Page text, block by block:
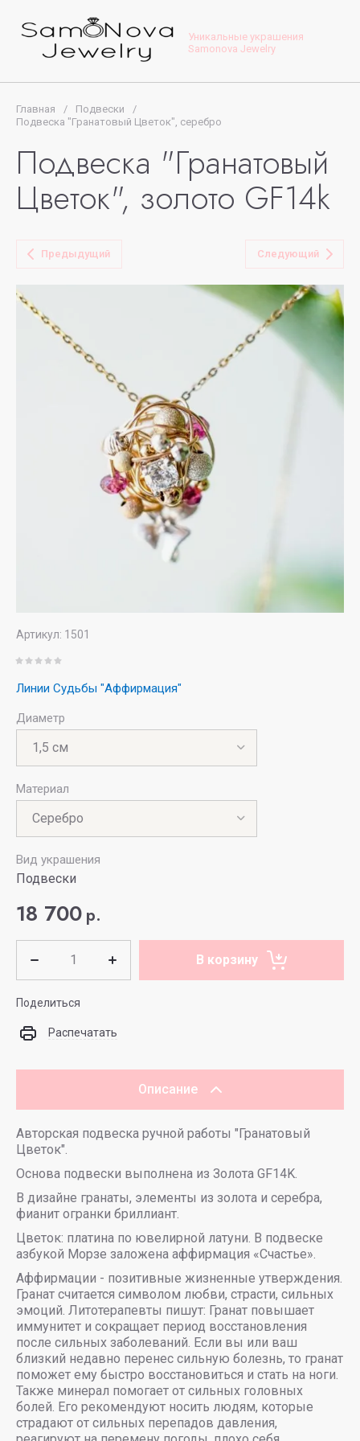
Уникальные украшения
Samonova Jewelry
Главная / Подвески
/
Подвеска "Гранатовый Цветок", серебро
Подвеска "Гранатовый
Цветок", золото GF14k
Предыдущий Следующий
Артикул: 1501
Линии Судьбы "Аффирмация"
Диаметр
Материал
Вид украшения
Подвески
18 700 р.
В корзину
Поделиться
Распечатать
Описание
Авторская подвеска ручной работы "Гранатовый
Цветок".
Основа подвески выполнена из Золота GF14K.
В дизайне гранаты, элементы из золота и серебра,
фианит огранки бриллиант.
Цветок: платина по ювелирной латуни. В подвеске
азбукой Морзе заложена аффирмация «Счастье».
Аффирмации - позитивные жизненные утверждения.
Гранат считается символом любви, страсти, сильных
эмоций. Литотерапевты пишут: Гранат повышает
иммунитет и сокращает период восстановления
после сильных заболеваний. Если вы или ваш
близкий недавно перенес сильную болезнь, то гранат
поможет ему быстро восстановиться и стать на ноги.
Также минерал помогает от сильных головных
болей. Его рекомендуют носить людям, которые
страдают от сильных перепадов давления,